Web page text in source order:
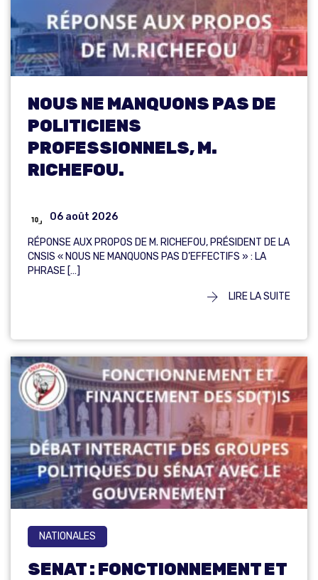
NOUS NE MANQUONS PAS DE
POLITICIENS
PROFESSIONNELS, M.
RICHEFOU.
06 août 2026
RÉPONSE AUX PROPOS DE M. RICHEFOU, PRÉSIDENT DE LA
CNSIS « NOUS NE MANQUONS PAS D’EFFECTIFS » : LA
PHRASE […]
LIRE LA SUITE
NATIONALES
SENAT : FONCTIONNEMENT ET